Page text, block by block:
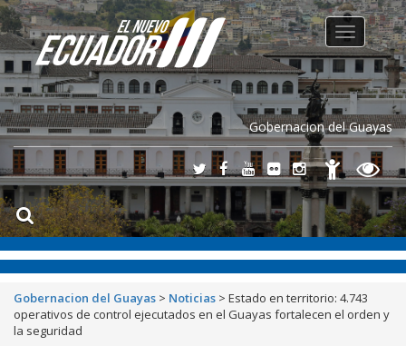
Gobernacion del Guayas
Toggle
navigation
Gobernacion del Guayas > Noticias > Estado en territorio: 4.743
operativos de control ejecutados en el Guayas fortalecen el orden y
la seguridad